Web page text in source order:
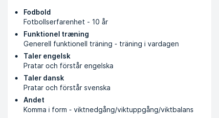
Fodbold
Fotbollserfarenhet - 10 år
Funktionel træning
Generell funktionell träning - träning i vardagen
Taler engelsk
Pratar och förstår engelska
Taler dansk
Pratar och förstår svenska
Andet
Komma i form - viktnedgång/viktuppgång/viktbalans